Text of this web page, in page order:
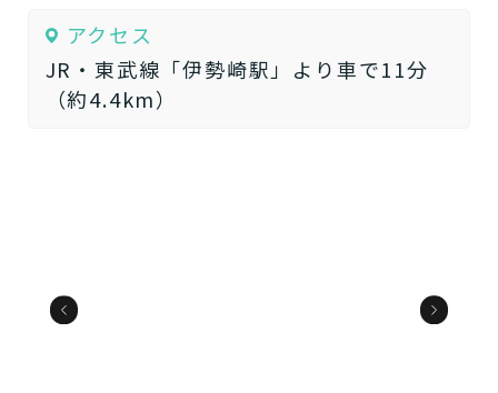
アクセス
JR・東武線「伊勢崎駅」より車で11分
（約4.4km）